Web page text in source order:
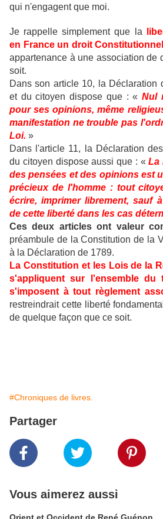
qui n'engagent que moi.
Je rappelle simplement que la
en France un droit Constitutionnel
appartenance à une association de
soit.
Dans son article 10, la Déclaration
et du citoyen dispose que : «Nul
pour ses opinions, même
manifestation ne trouble pas
Loi. »
Dans l'article 11, la Déclaration
du citoyen dispose aussi que : «La
des pensées et des opinions est
précieux de l'homme : tout
écrire, imprimer librement, sauf
de cette liberté dans les cas
Ces deux articles ont valeur
préambule de la Constitution de la
à la Déclaration de 1789.
La Constitution et les Lois de la
s'appliquent sur l'ensemble du
s'imposent à tout règlement
restreindrait cette liberté
de quelque façon que ce soit.
#Chroniques de livres.
Partager
Vous aimerez aussi